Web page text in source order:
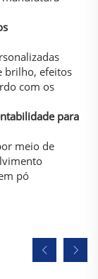
brilho, efeitos
com os
para
meio de
pó